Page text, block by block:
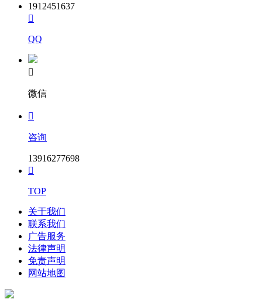
1912451637

QQ

微信

咨询
13916277698

TOP
关于我们
联系我们
广告服务
法律声明
免责声明
网站地图